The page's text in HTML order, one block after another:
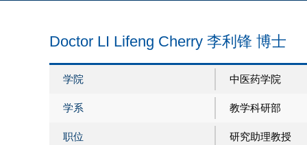
Doctor LI Lifeng Cherry 李利锋 博士
学院 中医药学院
学系 教学科研部
职位 研究助理教授